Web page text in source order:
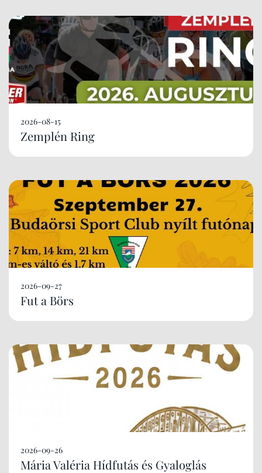
2026-08-15
Zemplén Ring
2026-09-27
Fut a Börs
2026-09-26
Mária Valéria Hídfutás és Gyaloglás